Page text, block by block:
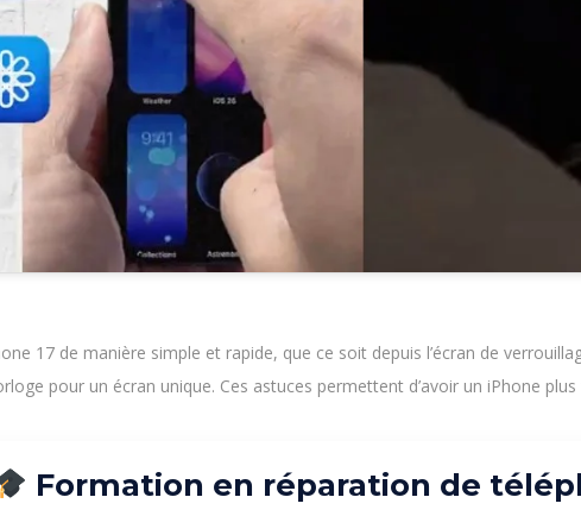
17 de manière simple et rapide, que ce soit depuis l’écran de
pour un écran unique. Ces astuces permettent d’avoir un iPhone
Formation en réparation de